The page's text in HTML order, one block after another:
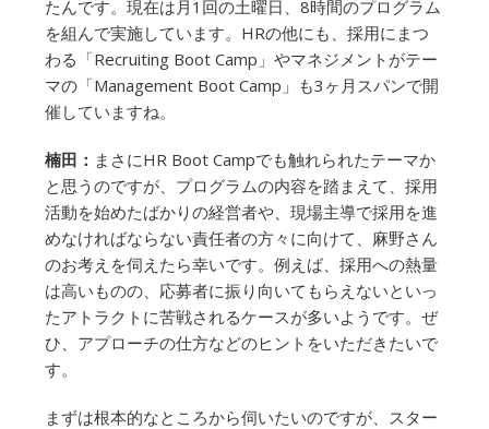
たんです。現在は月1回の土曜日、8時間のプログラム
を組んで実施しています。HRの他にも、採用にまつ
わる「Recruiting Boot Camp」やマネジメントがテー
マの「Management Boot Camp」も3ヶ月スパンで開
催していますね。
楠田： まさにHR Boot Campでも触れられたテーマか
と思うのですが、プログラムの内容を踏まえて、採用
活動を始めたばかりの経営者や、現場主導で採用を進
めなければならない責任者の方々に向けて、麻野さん
のお考えを伺えたら幸いです。例えば、採用への熱量
は高いものの、応募者に振り向いてもらえないといっ
たアトラクトに苦戦されるケースが多いようです。ぜ
ひ、アプローチの仕方などのヒントをいただきたいで
す。
まずは根本的なところから伺いたいのですが、スター